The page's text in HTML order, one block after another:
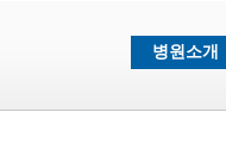
병원소개